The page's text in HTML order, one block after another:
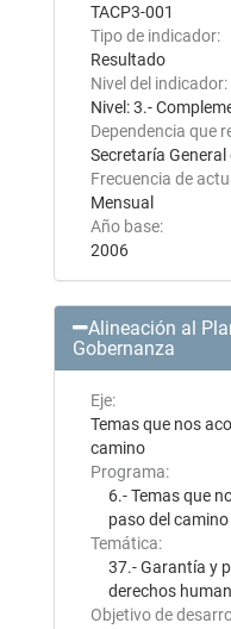
TACP3-001
Tipo de indicador:
Resultado
Nivel del indicador:
Nivel: 3.-
Dependencia que
Secretaría General
Frecuencia de
Mensual
Año base:
2006
Alineación al
Gobernanza
Eje:
Temas que nos
camino
Programa:
6.- Temas que
paso del camino
Temática:
37.- Garantía y
derechos
Objetivo de